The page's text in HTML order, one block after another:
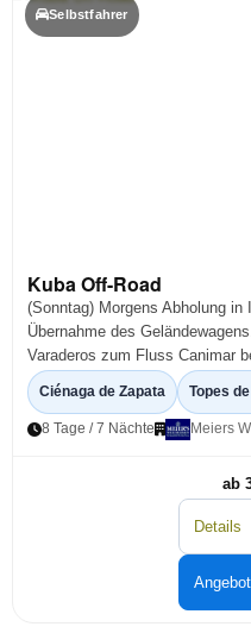
Selbstfahrer
Kuba Off-Road
(Sonntag) Morgens Abholung in
Übernahme des
Varaderos zum Fluss Canimar
Ciénaga de Zapata Topes
8 Tage / 7 Nächte Meiers
ab
Details
Angebot